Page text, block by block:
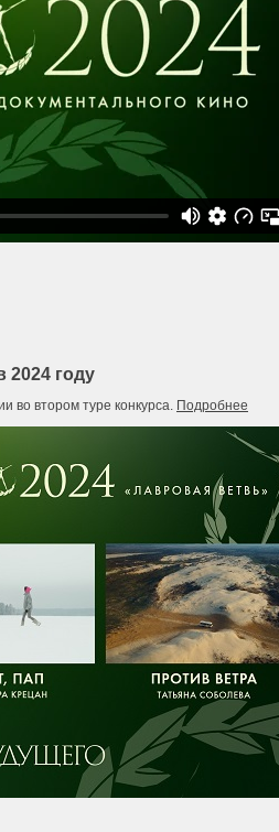
году
во втором туре конкурса. Подробнее